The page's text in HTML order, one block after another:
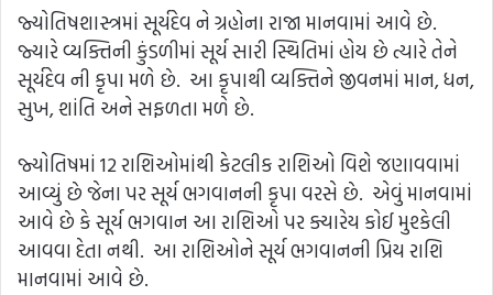
જ્યોતિષશાસ્ત્રમાં સૂર્યદેવ ને ગ્રહોના રાજા માનવામાં આવે છે.
જ્યારે વ્યક્તિની કુંડળીમાં સૂર્ય સારી સ્થિતિમાં હોય છે ત્યારે તેને
સૂર્યદેવ ની કૃપા મળે છે. આ કૃપાથી વ્યક્તિને જીવનમાં માન, ધન,
સુખ, શાંતિ અને સફળતા મળે છે.
જ્યોતિષમાં 12 રાશિઓમાંથી કેટલીક રાશિઓ વિશે જણાવવામાં
આવ્યું છે જેના પર સૂર્ય ભગવાનની કૃપા વરસે છે. એવું માનવામાં
આવે છે કે સૂર્ય ભગવાન આ રાશિઓ પર ક્યારેય કોઈ મુશ્કેલી
આવવા દેતા નથી. આ રાશિઓને સૂર્ય ભગવાનની પ્રિય રાશિ
માનવામાં આવે છે.